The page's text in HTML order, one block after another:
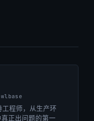
程师，从生产环
正出问题的第一